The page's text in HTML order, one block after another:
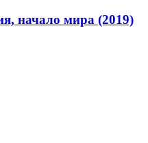
начало мира (2019)